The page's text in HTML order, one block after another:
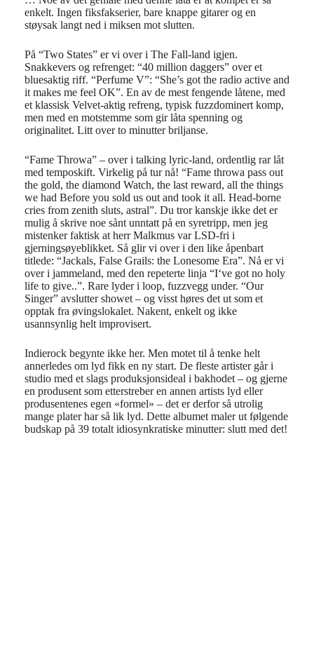
enkelt. Ingen fiksfakserier, bare knappe gitarer og en
støysak langt ned i miksen mot slutten.
På “Two States” er vi over i The Fall-land igjen.
Snakkevers og refrenget: “40 million daggers” over et
bluesaktig riff. “Perfume V”: “She’s got the radio active and
it makes me feel OK”. En av de mest fengende låtene, med
et klassisk Velvet-aktig refreng, typisk fuzzdominert komp,
men med en motstemme som gir låta spenning og
originalitet. Litt over to minutter briljanse.
“Fame Throwa” – over i talking lyric-land, ordentlig rar låt
med temposkift. Virkelig på tur nå! “Fame throwa pass out
the gold, the diamond Watch, the last reward, all the things
we had Before you sold us out and took it all. Head-borne
cries from zenith sluts, astral”. Du tror kanskje ikke det er
mulig å skrive noe sånt unntatt på en syretripp, men jeg
mistenker faktisk at herr Malkmus var LSD-fri i
gjerningsøyeblikket. Så glir vi over i den like åpenbart
titlede: “Jackals, False Grails: the Lonesome Era”. Nå er vi
over i jammeland, med den repeterte linja “I‘ve got no holy
life to give..”. Rare lyder i loop, fuzzvegg under. “Our
Singer” avslutter showet – og visst høres det ut som et
opptak fra øvingslokalet. Nakent, enkelt og ikke
usannsynlig helt improvisert.
Indierock begynte ikke her. Men motet til å tenke helt
annerledes om lyd fikk en ny start. De fleste artister går i
studio med et slags produksjonsideal i bakhodet – og gjerne
en produsent som etterstreber en annen artists lyd eller
produsentenes egen «formel» – det er derfor så utrolig
mange plater har så lik lyd. Dette albumet maler ut følgende
budskap på 39 totalt idiosynkratiske minutter: slutt med det!